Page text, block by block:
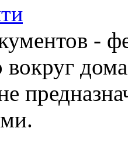
-
вокруг